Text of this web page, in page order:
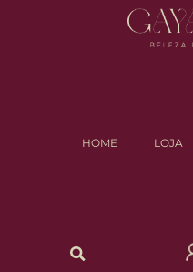
HOME LOJA